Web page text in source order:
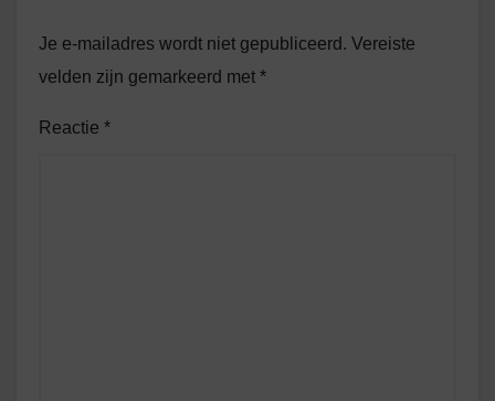
Je e-mailadres wordt niet gepubliceerd. Vereiste
velden zijn gemarkeerd met *
Reactie *